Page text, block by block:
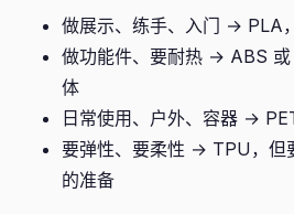
做展示、练手、入门 → PLA
做功能件、要耐热 → ABS
体
日常使用、户外、容器 →
要弹性、要柔性 → TPU，但
的准备